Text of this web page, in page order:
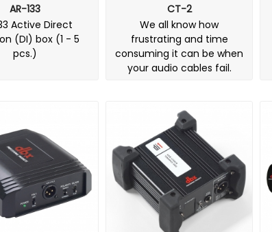
AR-133
Active Direct
(DI) box (1 - 5
pcs.)
CT-2
We all know how
frustrating and time
consuming it can be when
your audio cables fail.